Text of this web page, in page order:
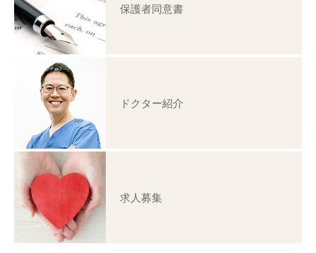
保護者同意書
ドクター紹介
求人募集